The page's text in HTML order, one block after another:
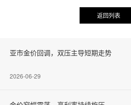
返回列表
亚市金价回调，双压主导短期走势
2026-06-29